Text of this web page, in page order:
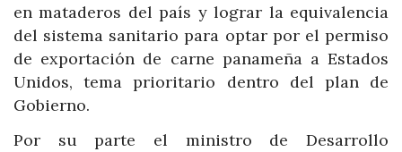
en mataderos del país y lograr la equivalencia
del sistema sanitario para optar por el permiso
de exportación de carne panameña a Estados
Unidos, tema prioritario dentro del plan de
Gobierno.
Por su parte el ministro de Desarrollo